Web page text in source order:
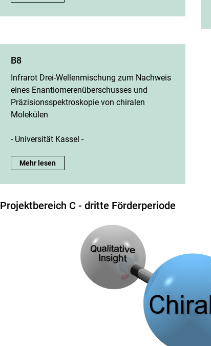
B8
Infrarot Drei-Wellenmischung zum Nachweis
eines Enantiomerenüberschusses und
Präzisionsspektroskopie von chiralen
Molekülen
- Universität Kassel -
B8:
Mehr lesen
Projektbereich C - dritte Förderperiode